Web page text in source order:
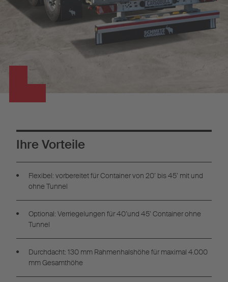
Ihre Vorteile
Flexibel: vorbereitet für Container von 20’ bis 45’ mit und
ohne Tunnel
Optional: Verriegelungen für 40’und 45’ Container ohne
Tunnel
Durchdacht: 130 mm Rahmenhalshöhe für maximal 4.000
mm Gesamthöhe